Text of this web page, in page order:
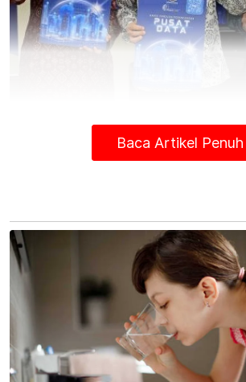
Centers Malaysia Sdn Bhd pada Khamis.
"Secara keseluruhan, GPP ini
kebenaran merancang dan
selain terpakai kepada skala
data yang melebihi satu mega
(MVA) sama ada di kawasan
bangunan sedia ada.
"Dengan pelancaran GPP
berhasrat untuk
Baca Artikel Penuh